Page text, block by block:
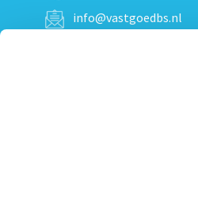
info@vastgoedbs.nl